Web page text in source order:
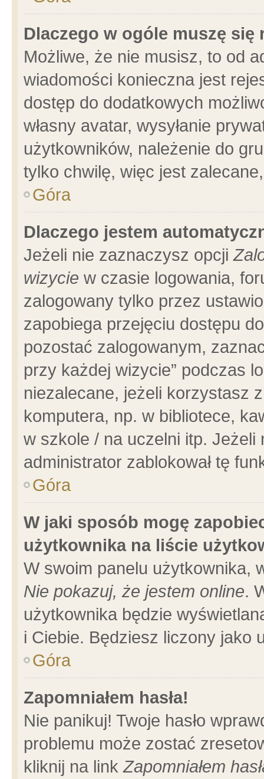
Dlaczego w ogóle muszę się
Możliwe, że nie musisz, to od
wiadomości konieczna jest
dostęp do dodatkowych
własny avatar, wysyłanie
użytkowników, należenie do
tylko chwilę, więc jest
Góra
Dlaczego jestem
Jeżeli nie zaznaczysz opcji
wizycie w czasie logowania,
zalogowany tylko przez
zapobiega przejęciu dostępu
pozostać zalogowanym,
przy każdej wizycie” podczas
niezalecane, jeżeli korzystasz
komputera, np. w bibliotece,
w szkole / na uczelni itp.
administrator zablokował tę
Góra
W jaki sposób mogę
użytkownika na liście
W swoim panelu użytkownika,
Nie pokazuj, że jestem online.
użytkownika będzie
i Ciebie. Będziesz liczony jako
Góra
Zapomniałem hasła!
Nie panikuj! Twoje hasło
problemu może zostać
kliknij na linkZapomniałem